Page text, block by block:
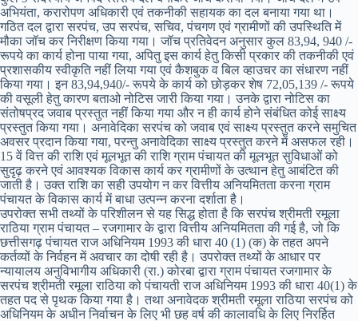
अभियंता, करारोपण अधिकारी एवं तकनीकी सहायक का दल बनाया गया था।
गठित दल द्वारा सरपंच, उप सरपंच, सचिव, पंचगण एवं ग्रामीणों की उपस्थिति में
मौका जॉच कर निरीक्षण किया गया। जॉच प्रतिवेदन अनुसार कुल 83,94, 940 /-
रूपये का कार्य होना पाया गया, अपितु इस कार्य हेतु किसी प्रकार की तकनीकी एवं
प्रशासकीय स्वीकृति नहीं लिया गया एवं कैशबुक व बिल व्हाउचर का संधारण नहीं
किया गया। इन 83,94,940/- रूपये के कार्य को छोड़कर शेष 72,05,139 /- रूपये
की वसूली हेतु कारण बताओ नोटिस जारी किया गया। उनके द्वारा नोटिस का
संतोषप्रद जवाब प्रस्तुत नहीं किया गया और न ही कार्य होने संबंधित कोई साक्ष्य
प्रस्तुत किया गया। अनावेदिका सरपंच को जवाब एवं साक्ष्य प्रस्तुत करने समुचित
अवसर प्रदान किया गया, परन्तु अनावेदिका साक्ष्य प्रस्तुत करने में असफल रही।
15 वें वित्त की राशि एवं मूलभूत की राशि ग्राम पंचायत की मूलभूत सुविधाओं को
सुदृढ़ करने एवं आवश्यक विकास कार्य कर ग्रामीणों के उत्थान हेतु आबंटित की
जाती है। उक्त राशि का सही उपयोग न कर वित्तीय अनियमितता करना ग्राम
पंचायत के विकास कार्य में बाधा उत्पन्न करना दर्शाता है।
उपरोक्त सभी तथ्यों के परिशीलन से यह सिद्ध होता है कि सरपंच श्रीमती रमूला
राठिया ग्राम पंचायत – रजगामार के द्वारा वित्तीय अनियमितता की गई है, जो कि
छत्तीसगढ़ पंचायत राज अधिनियम 1993 की धारा 40 (1) (क) के तहत अपने
कर्तव्यों के निर्वहन में अवचार का दोषी रही है। उपरोक्त तथ्यों के आधार पर
न्यायालय अनुविभागीय अधिकारी (रा.) कोरबा द्वारा ग्राम पंचायत रजगामार के
सरपंच श्रीमती रमूला राठिया को पंचायती राज अधिनियम 1993 की धारा 40(1) के
तहत पद से पृथक किया गया है। तथा अनावेदक श्रीमती रमूला राठिया सरपंच को
अधिनियम के अधीन निर्वाचन के लिए भी छह वर्ष की कालावधि के लिए निरर्हित